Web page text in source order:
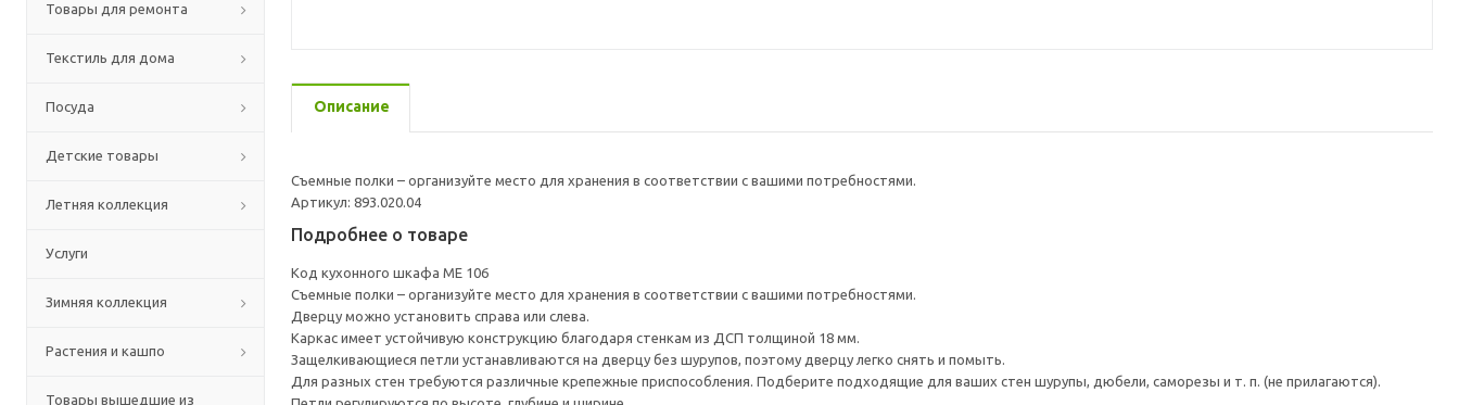
Товары для ремонта
Текстиль для дома
Посуда
Детские товары
Летняя коллекция
Услуги
Зимняя коллекция
Растения и кашпо
Товары вышедшие из
Описание
Съемные полки – организуйте место для хранения в соответствии с вашими потребностями.
Артикул: 893.020.04
Подробнее о товаре
Код кухонного шкафа ME 106
Съемные полки – организуйте место для хранения в соответствии с вашими потребностями.
Дверцу можно установить справа или слева.
Каркас имеет устойчивую конструкцию благодаря стенкам из ДСП толщиной 18 мм.
Защелкивающиеся петли устанавливаются на дверцу без шурупов, поэтому дверцу легко снять и помыть.
Для разных стен требуются различные крепежные приспособления. Подберите подходящие для ваших стен шурупы, дюбели, саморезы и т. п. (не прилагаются).